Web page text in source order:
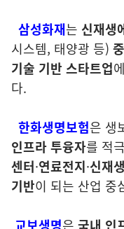
삼성화재는 신재생
시스템, 태양광 등)
기술 기반 스타트업에
다.
한화생명보험은 생
인프라 투융자를 적
센터·연료전지·신재
기반이 되는 산업 중
교보생명은 국내 인